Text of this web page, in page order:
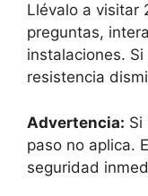
Llévalo a visitar
preguntas,
instalaciones.
resistencia
Advertencia: Si
paso no aplica.
seguridad